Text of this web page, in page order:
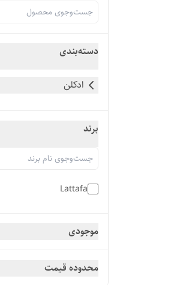
دسته‌بندی
ادکلن
برند
Lattafa
موجودی
محدوده قیمت